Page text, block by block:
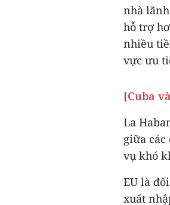
nhà
hỗ trợ
nhiều
vực ưu
[Cuba
La
giữa
vụ khó
EU là
xuất